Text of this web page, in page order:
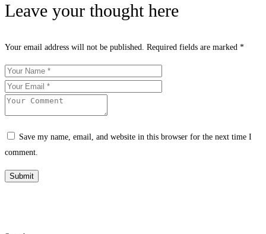
Leave your thought here
Your email address will not be published. Required fields are marked *
Save my name, email, and website in this browser for the next time I
comment.